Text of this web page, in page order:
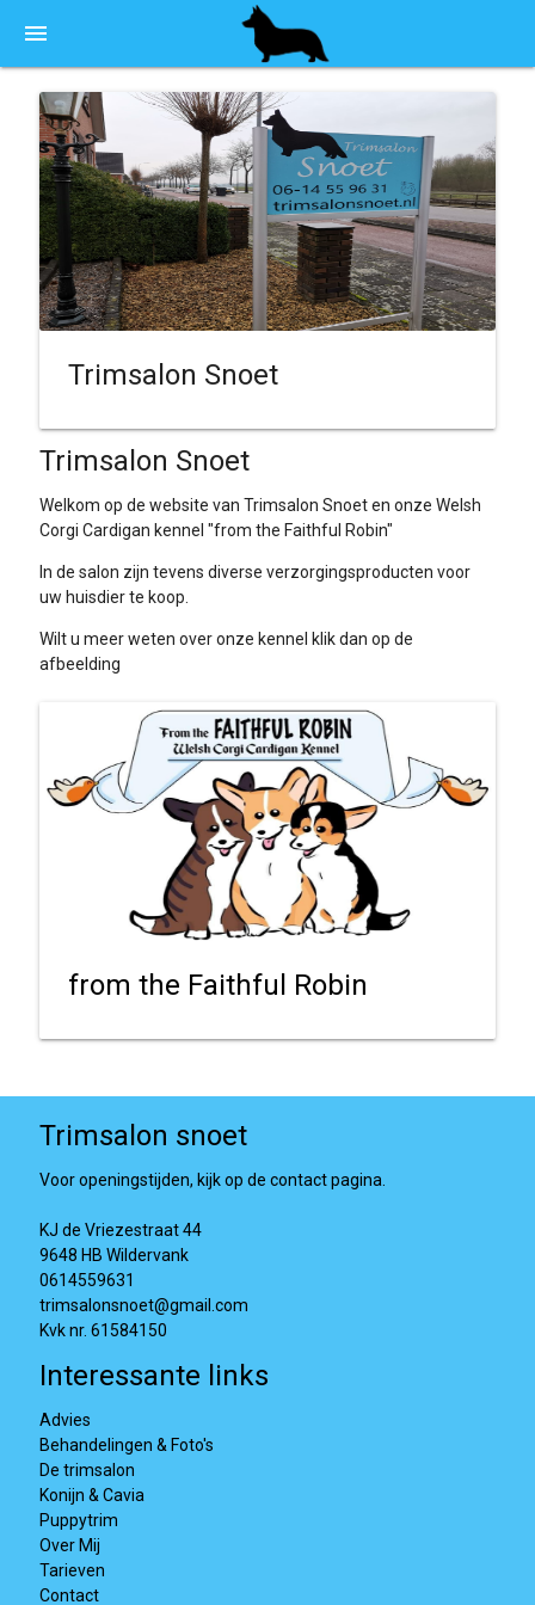
menu
Trimsalon Snoet
Trimsalon Snoet
Welkom op de website van Trimsalon Snoet en onze Welsh
Corgi Cardigan kennel "from the Faithful Robin"
In de salon zijn tevens diverse verzorgingsproducten voor
uw huisdier te koop.
Wilt u meer weten over onze kennel klik dan op de
afbeelding
from the Faithful Robin
Trimsalon snoet
Voor openingstijden, kijk op de contact pagina.
KJ de Vriezestraat 44
9648 HB Wildervank
0614559631
trimsalonsnoet@gmail.com
Kvk nr. 61584150
Interessante links
Advies
Behandelingen & Foto's
De trimsalon
Konijn & Cavia
Puppytrim
Over Mij
Tarieven
Contact